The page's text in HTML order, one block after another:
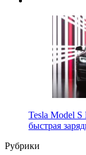
Tesla Model S
быстрая
Рубрики